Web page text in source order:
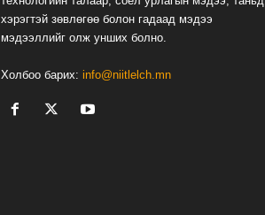
хэрэгтэй зөвлөгөө болон гадаад мэдээ
мэдээллийг олж унших болно.
Холбоо барих: info@niitlelch.mn